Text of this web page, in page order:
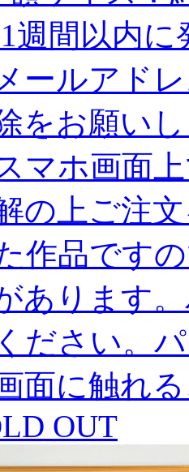
週間以内
ールアド
をお願い
マホ画面
の上ご注
作品です
あります
ださい。
面に触れ
OUT